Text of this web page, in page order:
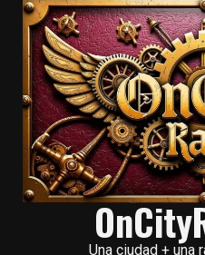
Una ciudad + una